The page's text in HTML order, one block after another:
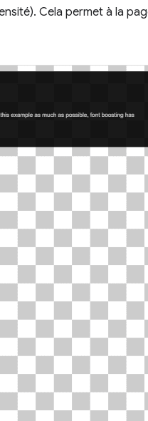
Cela permet à la